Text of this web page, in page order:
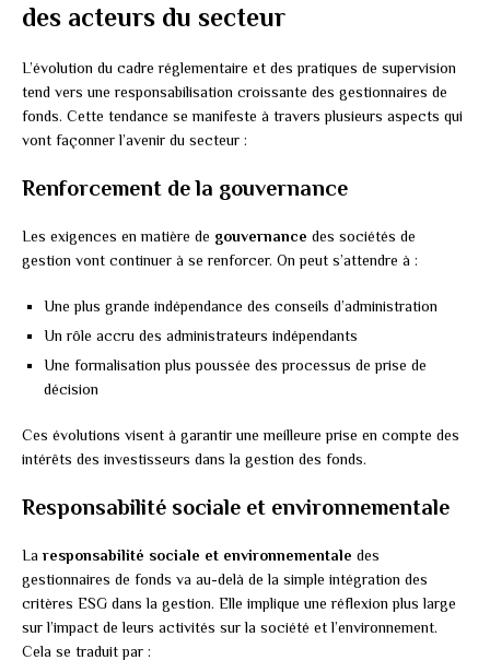
des acteurs du secteur
L’évolution du cadre réglementaire et des pratiques de supervision
tend vers une responsabilisation croissante des gestionnaires de
fonds. Cette tendance se manifeste à travers plusieurs aspects qui
vont façonner l’avenir du secteur :
Renforcement de la gouvernance
Les exigences en matière de gouvernance des sociétés de
gestion vont continuer à se renforcer. On peut s’attendre à :
Une plus grande indépendance des conseils d’administration
Un rôle accru des administrateurs indépendants
Une formalisation plus poussée des processus de prise de
décision
Ces évolutions visent à garantir une meilleure prise en compte des
intérêts des investisseurs dans la gestion des fonds.
Responsabilité sociale et environnementale
La responsabilité sociale et environnementale des
gestionnaires de fonds va au-delà de la simple intégration des
critères ESG dans la gestion. Elle implique une réflexion plus large
sur l’impact de leurs activités sur la société et l’environnement.
Cela se traduit par :